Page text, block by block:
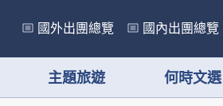
國外出團總覽 國內出團總覽
主題旅遊 何時文選